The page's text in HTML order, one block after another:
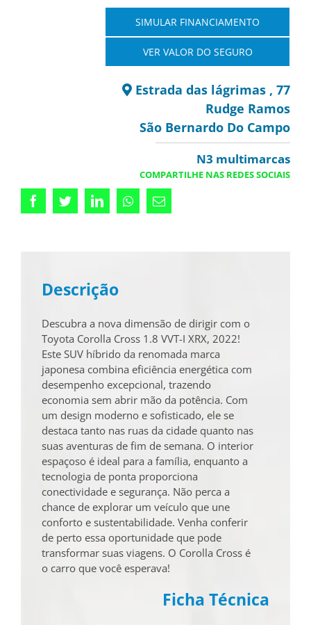
SIMULAR FINANCIAMENTO
VER VALOR DO SEGURO
Estrada das lágrimas , 77
Rudge Ramos
São Bernardo Do Campo
N3 multimarcas
COMPARTILHE NAS REDES SOCIAIS
FacebookTwitterLinkedInWhatsappEmail
Descrição
Descubra a nova dimensão de dirigir com o
Toyota Corolla Cross 1.8 VVT-I XRX, 2022!
Este SUV híbrido da renomada marca
japonesa combina eficiência energética com
desempenho excepcional, trazendo
economia sem abrir mão da potência. Com
um design moderno e sofisticado, ele se
destaca tanto nas ruas da cidade quanto nas
suas aventuras de fim de semana. O interior
espaçoso é ideal para a família, enquanto a
tecnologia de ponta proporciona
conectividade e segurança. Não perca a
chance de explorar um veículo que une
conforto e sustentabilidade. Venha conferir
de perto essa oportunidade que pode
transformar suas viagens. O Corolla Cross é
o carro que você esperava!
Ficha Técnica